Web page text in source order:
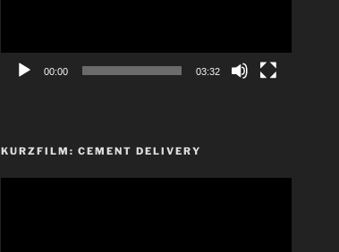
00:00 03:32
KURZFILM: CEMENT DELIVERY